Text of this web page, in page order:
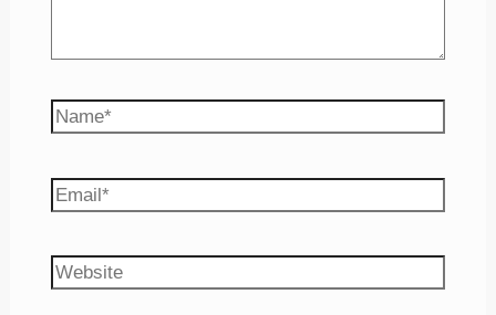
Name*
Email*
Website